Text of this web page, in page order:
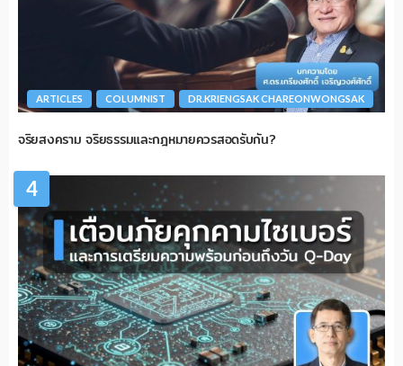
ARTICLES COLUMNIST DR.KRIENGSAK CHAREONWONGSAK
จริยสงคราม จริยธรรมและกฎหมายควรสอดรับกัน?
4